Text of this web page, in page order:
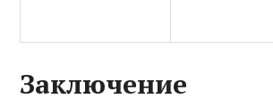
Заключение